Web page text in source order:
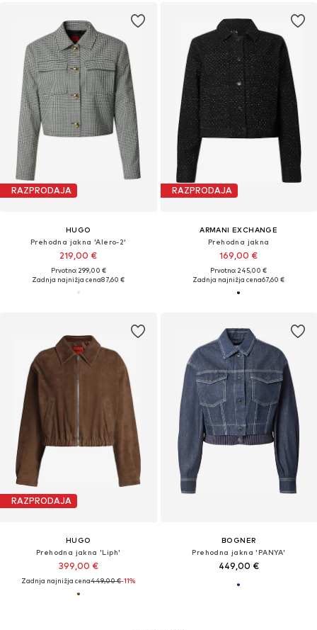
RAZPRODAJA
HUGO
Prehodna jakna 'Alero-2'
219,00 €
Prvotno: 299,00 €
Zadnja najnižja cena87,60 €
RAZPRODAJA
ARMANI EXCHANGE
Prehodna jakna
169,00 €
Prvotno: 245,00 €
Zadnja najnižja cena67,60 €
RAZPRODAJA
HUGO
Prehodna jakna 'Liph'
399,00 €
Zadnja najnižja cena449,00 €-11%
BOGNER
Prehodna jakna 'PANYA'
449,00 €